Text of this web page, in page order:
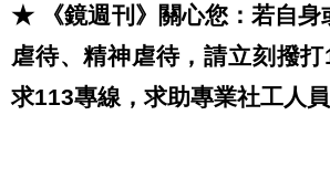
★ 《鏡週刊》關心您：若自身
虐待、精神虐待，請立刻撥
求113專線，求助專業社工人員